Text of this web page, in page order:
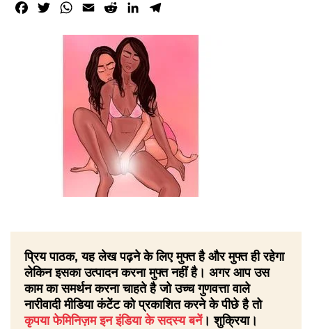
Facebook
TwitterWhatsApp
Email RedditLinkedIn
प्रिय पाठक, यह लेख पढ़ने के लिए मुफ्त है और मुफ्त ही रहेगा
लेकिन इसका उत्पादन करना मुफ्त नहीं है। अगर आप उस
काम का समर्थन करना चाहते है जो उच्च गुणवत्ता वाले
नारीवादी मीडिया कंटेंट को प्रकाशित करने के पीछे है तो
कृपया फेमिनिज़म इन इंडिया के सदस्य बनें। शुक्रिया।